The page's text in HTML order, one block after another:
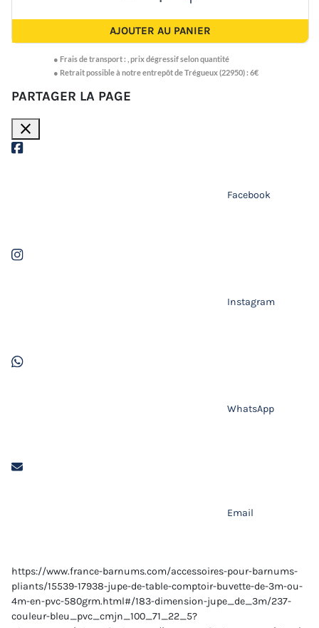
AJOUTER AU PANIER
● Frais de transport : prix dégressif selon quantité
● Retrait possible à notre entrepôt de Trégueux (22950) : 6€
PARTAGER LA PAGE
close
Facebook
Instagram
WhatsApp
Email
https://www.france-barnums.com/accessoires-pour-barnums-
pliants/15539-17938-jupe-de-table-comptoir-buvette-de-3m-ou-
4m-en-pvc-580grm.html#/183-dimension-jupe_de_3m/237-
couleur-bleu_pvc_cmjn_100_71_22_5?